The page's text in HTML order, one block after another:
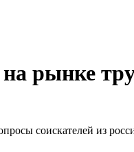
рынке
соискателей из